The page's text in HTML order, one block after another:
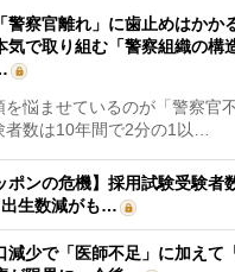
警察官離れ」に歯止めはかか
気で取り組む「警察組織の
悩ませているのが「警察官
者数は10年間で2分の1以…
ポンの危機】採用試験受験者
生数減がも…
減少で「医師不足」に加えて